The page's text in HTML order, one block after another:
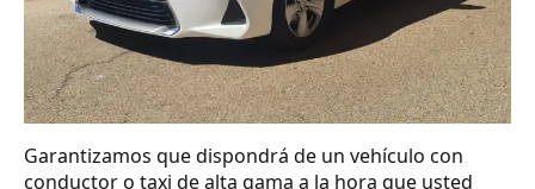
Garantizamos que dispondrá de un vehículo con
conductor o taxi de alta gama a la hora que usted